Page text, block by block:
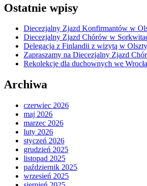
Ostatnie wpisy
Diecezjalny Zjazd Konfirmantów w
Diecezjalny Zjazd Chórów w
Delegacja z Finlandii z wizytą w
Zapraszamy na Diecezjalny Zjazd
Rekolekcje dla duchownych we
Archiwa
czerwiec 2026
maj 2026
marzec 2026
luty 2026
styczeń 2026
grudzień 2025
listopad 2025
październik 2025
wrzesień 2025